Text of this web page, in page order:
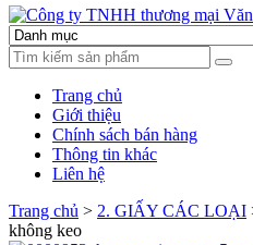
Công ty
Văn phòng
Hoàng
Chúng tôi luôn mang đến sự
Trang chủ
Giới thiệu
Chính sách bán hàng
Thông tin khác
Liên hệ
Trang chủ > 2. GIẤY CÁC LOẠI
không keo